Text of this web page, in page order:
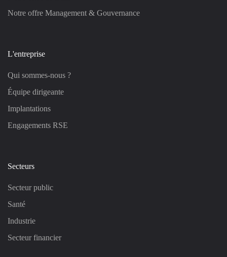
Notre offre Management & Gouvernance
L'entreprise
Qui sommes-nous ?
Équipe dirigeante
Implantations
Engagements RSE
Secteurs
Secteur public
Santé
Industrie
Secteur financier